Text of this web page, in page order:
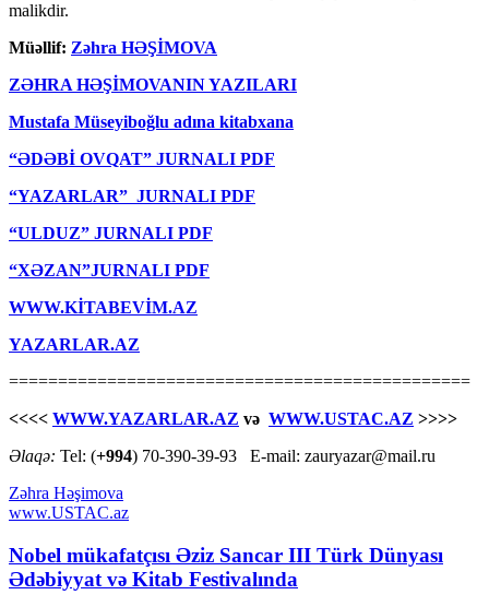
malikdir.
Müəllif: Zəhra HƏŞİMOVA
ZƏHRA HƏŞİMOVANIN YAZILARI
Mustafa Müseyiboğlu adına kitabxana
“ƏDƏBİ OVQAT” JURNALI PDF
“YAZARLAR” JURNALI PDF
“ULDUZ” JURNALI PDF
“XƏZAN”JURNALI PDF
WWW.KİTABEVİM.AZ
YAZARLAR.AZ
===============================================
<<<< WWW.YAZARLAR.AZ və WWW.USTAC.AZ >>>>
Əlaqə: Tel: (+994) 70-390-39-93 E-mail: zauryazar@mail.ru
Zəhra Həşimova
www.USTAC.az
Nobel mükafatçısı Əziz Sancar III Türk Dünyası
Ədəbiyyat və Kitab Festivalında